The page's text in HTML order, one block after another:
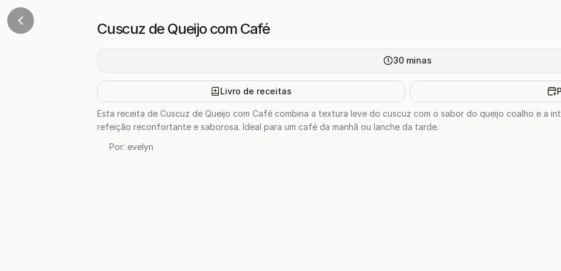
Cuscuz de Queijo com Café
30 minas
Livro de receitas
Esta receita de Cuscuz de Queijo com Café combina a textura leve do cuscuz com o sabor do queijo coalho e a
refeição reconfortante e saborosa. Ideal para um café da manhã ou lanche da tarde.
Por: evelyn